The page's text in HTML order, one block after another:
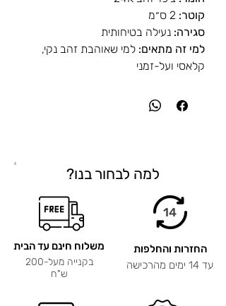
קוטר:
סגירה: נעילה בטיחותית
למי זה מתאים: למי שאוהבת זהב נקי,
קלאסי ועל-זמני
.
למה לבחור בנו?
משלוח חינם עד הבית
בקנייה מעל-200
ש"ח
14
החזרות והחלפות
עד 14 ימים מהרכישה